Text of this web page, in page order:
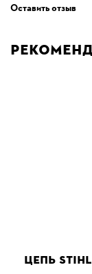
Оставить отзыв
ЦЕПЬ